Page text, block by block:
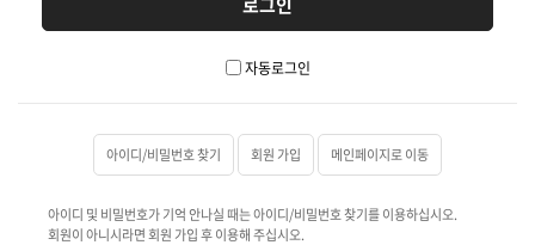
자동로그인
아이디/비밀번호 찾기 회원 가입 메인페이지로 이동
아이디 및 비밀번호가 기억 안나실 때는 아이디/비밀번호 찾기를 이용하십시오.
회원이 아니시라면 회원 가입 후 이용해 주십시오.